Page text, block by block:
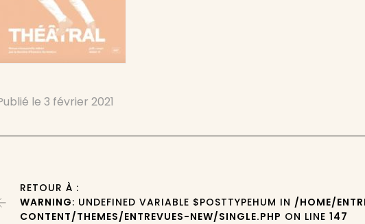
le3 février 2021
RETOUR À :
WARNING: UNDEFINED VARIABLE $POSTTYPEHUM IN /HOME/
CONTENT/THEMES/ENTREVUES-NEW/SINGLE.PHP ON LINE147